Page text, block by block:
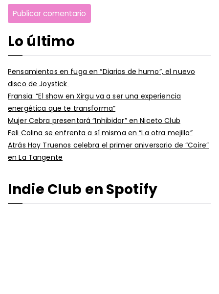
Lo último
Pensamientos en fuga en “Diarios de humo”, el nuevo
disco de Joystick
Fransia: “El show en Xirgu va a ser una experiencia
energética que te transforma”
Mujer Cebra presentará “Inhibidor” en Niceto Club
Feli Colina se enfrenta a sí misma en “La otra mejilla”
Atrás Hay Truenos celebra el primer aniversario de “Coire”
en La Tangente
Indie Club en Spotify